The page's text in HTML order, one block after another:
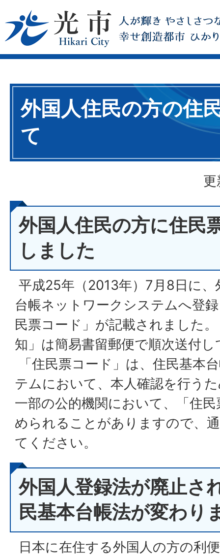
外国人住民の方の住
て
外国人住民の方に住民
しました
平成25年（2013年）7月8日に、
台帳ネットワークシステムへ登
民票コード」が記載されました
知」は簡易書留郵便で順次送付
「住民票コード」は、住民基本
テムにおいて、本人確認を行う
一部の公的機関において、「住
められることがありますので、
てください。
外国人登録法が廃止さ
民基本台帳法が変わり
日本に在住する外国人の方の利